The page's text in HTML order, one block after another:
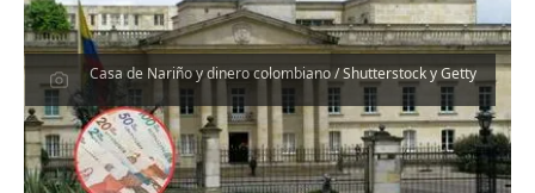
Casa de Nariño y dinero colombiano / Shutterstock y Getty